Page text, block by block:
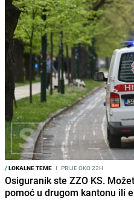
/LOKALNE TEME I PRIJE OKO 22H
Osiguranik ste ZZO KS.
pomoć u drugom kantonu ili